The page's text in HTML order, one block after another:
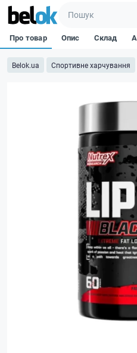
Belok.ua Спортивне харчування
Про товар Опис Склад